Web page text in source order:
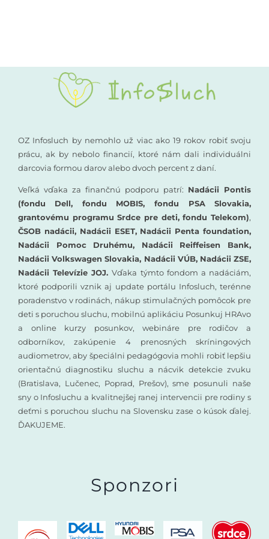
Rané poradenstvo
Vzdelávanie
OZ Infosluch by nemohlo už viac ako 19 rokov robiť svoju
prácu, ak by nebolo financií, ktoré nám dali individuálni
darcovia formou darov alebo dvoch percent z daní.
Veľká vďaka za finančnú podporu patrí: Nadácii Pontis
(fondu Dell, fondu MOBIS, fondu PSA Slovakia,
grantovému programu Srdce pre deti, fondu Telekom),
ČSOB nadácii, Nadácii ESET, Nadácii Penta foundation,
Nadácii Pomoc Druhému, Nadácii Reiffeisen Bank,
Nadácii Volkswagen Slovakia, Nadácii VÚB, Nadácii ZSE,
Nadácii Televízie JOJ.Vďaka týmto fondom a nadáciám,
ktoré podporili vznik aj update portálu Infosluch, terénne
poradenstvo v rodinách, nákup stimulačných pomôcok pre
deti s poruchou sluchu, mobilnú aplikáciu Posunkuj HRAvo
a online kurzy posunkov, webináre pre rodičov a
odborníkov, zakúpenie 4 prenosných skríningových
audiometrov, aby špeciálni pedagógovia mohli robiť lepšiu
orientačnú diagnostiku sluchu a nácvik detekcie zvuku
(Bratislava, Lučenec, Poprad, Prešov), sme posunuli naše
sny o Infosluchu a kvalitnejšej ranej intervencii pre rodiny s
deťmi s poruchou sluchu na Slovensku zase o kúsok ďalej.
ĎAKUJEME.
Sponzori